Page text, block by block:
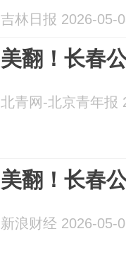
安、孟菲斯
吉林日报 2026-05-
美翻！长春
北青网-北京青年报
美翻！长春
新浪财经 2026-05-